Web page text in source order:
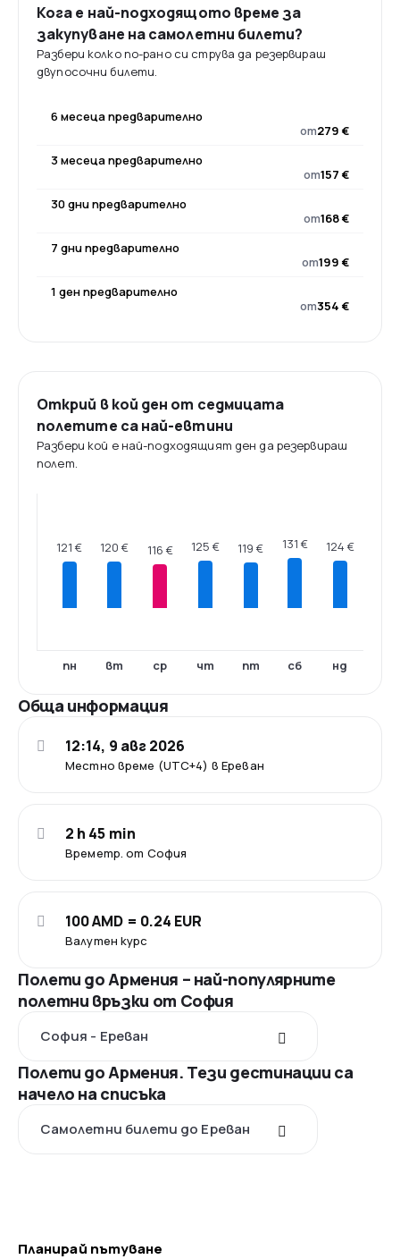
Кога е най-подходящото време за
закупуване на самолетни билети?
Разбери колко по-рано си струва да резервираш
двупосочни билети.
6 месеца предварително
от279 €
3 месеца предварително
от157 €
30 дни предварително
от168 €
7 дни предварително
от199 €
1 ден предварително
от354 €
Открий в кой ден от седмицата
полетите са най-евтини
Разбери кой е най-подходящият ден да резервираш
полет.
121 €
пн
120 €
вт
116 €
ср
125 €
чт
119 €
пт
131 €
сб
124 €
нд
Обща информация
Местно време (UTC+4) в Ереван
12:14, 9 авг 2026
Времетр. от София
2 h 45 min
Валутен курс
100 AMD = 0.24 EUR
Полети до Армения – най-популярните
полетни връзки от София
София - Ереван
Полети до Армения. Тези дестинации са
начело на списъка
Самолетни билети до Ереван
Планирай пътуване